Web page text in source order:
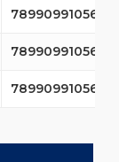
7899099105610
7899099105610
7899099105610